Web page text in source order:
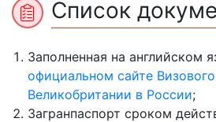
Список
Заполненная на английском
официальном сайте
Великобритании в России;
Загранпаспорт сроком